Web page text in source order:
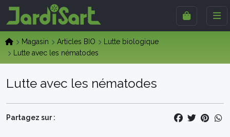
Magasin Articles BIO
Lutte biologique
Lutte avec les nématodes
Lutte avec les nématodes
Partagez sur :